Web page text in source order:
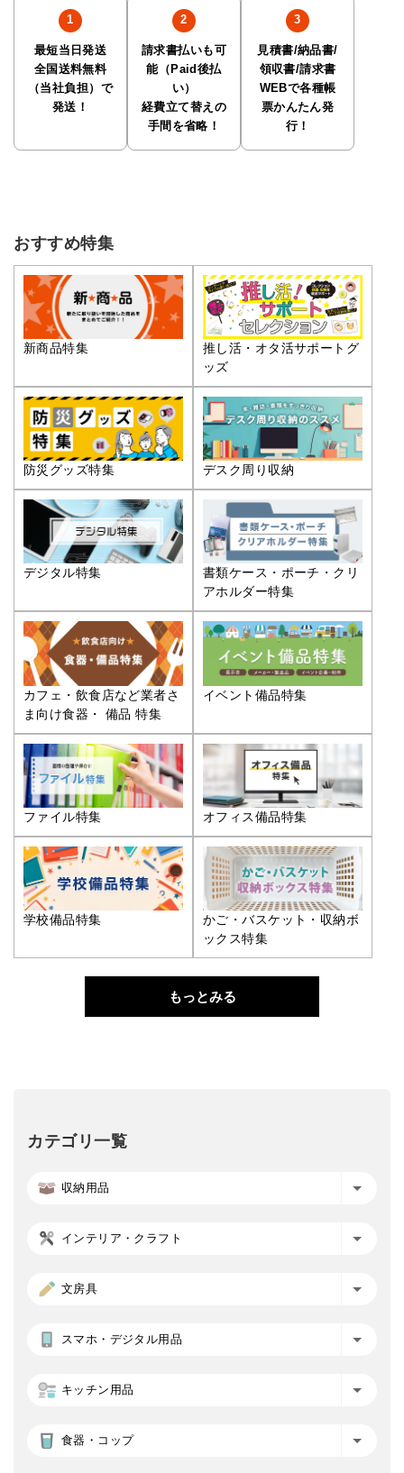
最短当日発送
全国送料無料
（当社負担）で
発送！
請求書払いも可
能（Paid後払
い）
経費立て替えの
手間を省略！
見積書/納品書/
領収書/請求書
WEBで各種帳
票かんたん発
行！
おすすめ特集
新商品特集
推し活・オタ活サポートグ
ッズ
防災グッズ特集 デスク周り収納
デジタル特集
書類ケース・ポーチ・クリ
アホルダー特集
カフェ・飲食店など業者さ
ま向け食器・ 備品 特集
イベント備品特集
ファイル特集 オフィス備品特集
学校備品特集
かご・バスケット・収納ボ
ックス特集
もっとみる
カテゴリ一覧
収納用品
インテリア・クラフト
文房具
スマホ・デジタル用品
キッチン用品
食器・コップ